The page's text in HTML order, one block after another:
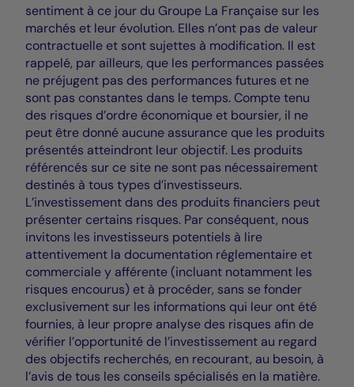
sentiment à ce jour du Groupe La Française sur les
marchés et leur évolution. Elles n’ont pas de valeur
contractuelle et sont sujettes à modification. Il est
rappelé, par ailleurs, que les performances passées
ne préjugent pas des performances futures et ne
sont pas constantes dans le temps. Compte tenu
des risques d’ordre économique et boursier, il ne
peut être donné aucune assurance que les produits
présentés atteindront leur objectif. Les produits
référencés sur ce site ne sont pas nécessairement
destinés à tous types d’investisseurs.
L’investissement dans des produits financiers peut
présenter certains risques. Par conséquent, nous
invitons les investisseurs potentiels à lire
attentivement la documentation réglementaire et
commerciale y afférente (incluant notamment les
risques encourus) et à procéder, sans se fonder
exclusivement sur les informations qui leur ont été
fournies, à leur propre analyse des risques afin de
vérifier l’opportunité de l’investissement au regard
des objectifs recherchés, en recourant, au besoin, à
l’avis de tous les conseils spécialisés en la matière.